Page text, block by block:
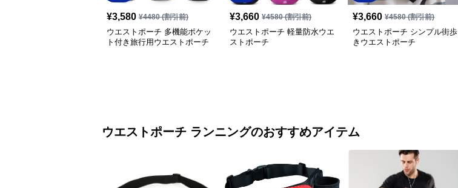
¥3,580 ¥4480(割引前)
ウエストポーチ 多機能ポケッ
ト付き旅行用ウエストポーチ
¥3,660 ¥4580(割引前)
ウエストポーチ 軽量防水ウエ
ストポーチ
¥3,660 ¥4580(割引前)
ウエストポーチ シンプル街歩
きウエストポーチ
ウエストポーチ ランニングのおすすめアイテム